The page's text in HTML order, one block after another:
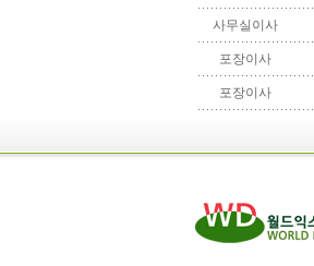
사무실이사
포장이사
포장이사